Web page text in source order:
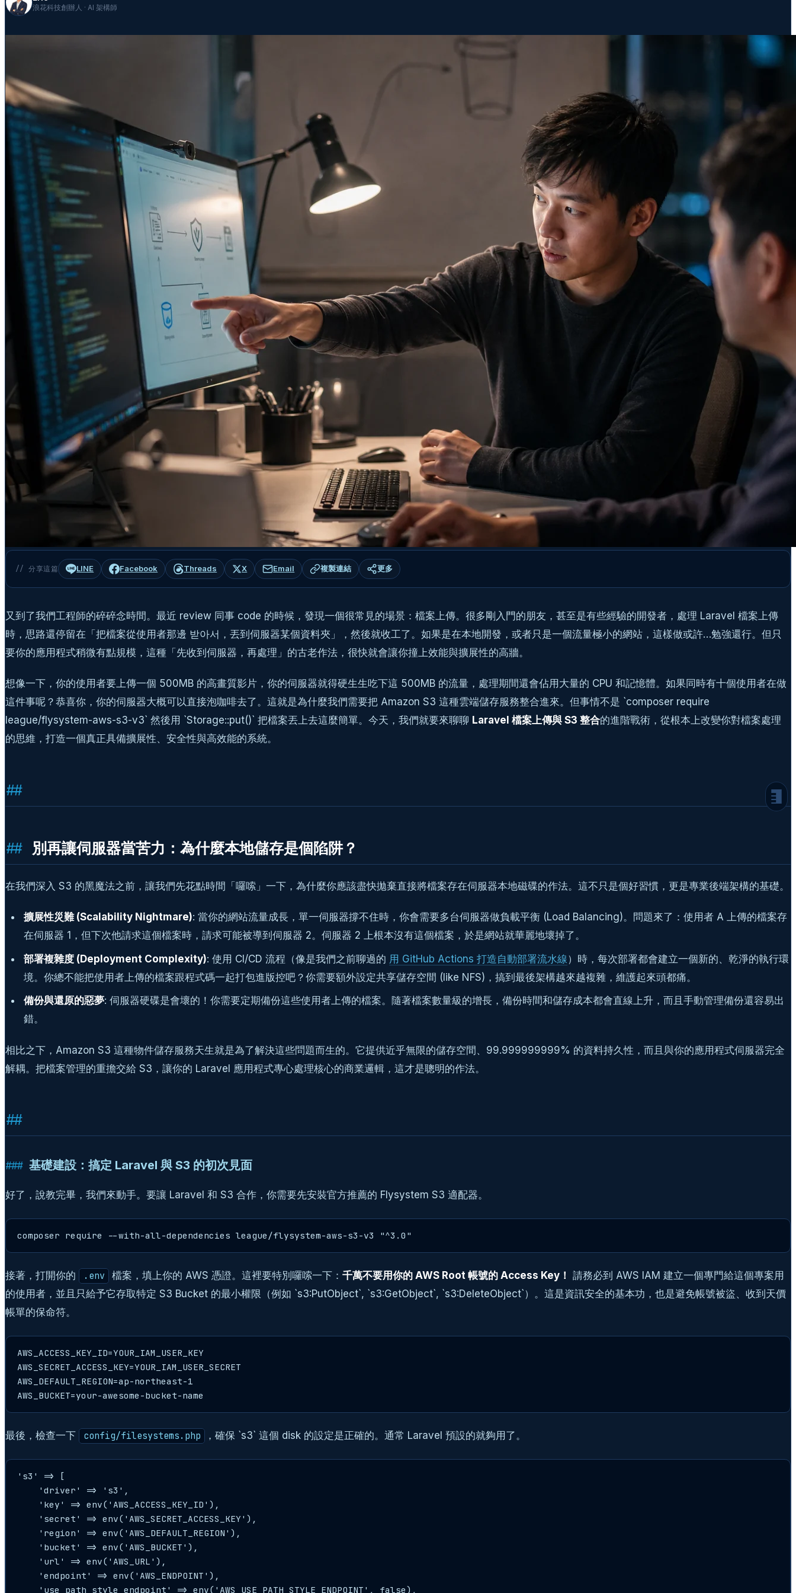
浪花科技創辦人 · AI 架構師
// 分享這篇 LINE Facebook Threads X Email 複製連結 更多
又到了我們工程師的碎碎念時間。最近 review 同事 code 的時候，發現一個很常見的場景：檔案上傳。很多剛入門的朋友，甚至是有些經驗的開發者，處理 Laravel 檔案上傳
時，思路還停留在「把檔案從使用者那邊 받아서，丟到伺服器某個資料夾」，然後就收工了。如果是在本地開發，或者只是一個流量極小的網站，這樣做或許…勉強還行。但只
要你的應用程式稍微有點規模，這種「先收到伺服器，再處理」的古老作法，很快就會讓你撞上效能與擴展性的高牆。
想像一下，你的使用者要上傳一個 500MB 的高畫質影片，你的伺服器就得硬生生吃下這 500MB 的流量，處理期間還會佔用大量的 CPU 和記憶體。如果同時有十個使用者在做
這件事呢？恭喜你，你的伺服器大概可以直接泡咖啡去了。這就是為什麼我們需要把 Amazon S3 這種雲端儲存服務整合進來。但事情不是 `composer require
league/flysystem-aws-s3-v3` 然後用 `Storage::put()` 把檔案丟上去這麼簡單。今天，我們就要來聊聊 Laravel 檔案上傳與 S3 整合的進階戰術，從根本上改變你對檔案處理
的思維，打造一個真正具備擴展性、安全性與高效能的系統。
別再讓伺服器當苦力：為什麼本地儲存是個陷阱？
在我們深入 S3 的黑魔法之前，讓我們先花點時間「囉嗦」一下，為什麼你應該盡快拋棄直接將檔案存在伺服器本地磁碟的作法。這不只是個好習慣，更是專業後端架構的基礎。
擴展性災難 (Scalability Nightmare): 當你的網站流量成長，單一伺服器撐不住時，你會需要多台伺服器做負載平衡 (Load Balancing)。問題來了：使用者 A 上傳的檔案存
在伺服器 1，但下次他請求這個檔案時，請求可能被導到伺服器 2。伺服器 2 上根本沒有這個檔案，於是網站就華麗地壞掉了。
部署複雜度 (Deployment Complexity): 使用 CI/CD 流程（像是我們之前聊過的 用 GitHub Actions 打造自動部署流水線）時，每次部署都會建立一個新的、乾淨的執行環
境。你總不能把使用者上傳的檔案跟程式碼一起打包進版控吧？你需要額外設定共享儲存空間 (like NFS)，搞到最後架構越來越複雜，維護起來頭都痛。
備份與還原的惡夢: 伺服器硬碟是會壞的！你需要定期備份這些使用者上傳的檔案。隨著檔案數量級的增長，備份時間和儲存成本都會直線上升，而且手動管理備份還容易出
錯。
相比之下，Amazon S3 這種物件儲存服務天生就是為了解決這些問題而生的。它提供近乎無限的儲存空間、99.999999999% 的資料持久性，而且與你的應用程式伺服器完全
解耦。把檔案管理的重擔交給 S3，讓你的 Laravel 應用程式專心處理核心的商業邏輯，這才是聰明的作法。
基礎建設：搞定 Laravel 與 S3 的初次見面
好了，說教完畢，我們來動手。要讓 Laravel 和 S3 合作，你需要先安裝官方推薦的 Flysystem S3 適配器。
composer require --with-all-dependencies league/flysystem-aws-s3-v3 "^3.0"
接著，打開你的 .env 檔案，填上你的 AWS 憑證。這裡要特別囉嗦一下：千萬不要用你的 AWS Root 帳號的 Access Key！ 請務必到 AWS IAM 建立一個專門給這個專案用
的使用者，並且只給予它存取特定 S3 Bucket 的最小權限（例如 `s3:PutObject`, `s3:GetObject`, `s3:DeleteObject`）。這是資訊安全的基本功，也是避免帳號被盜、收到天價
帳單的保命符。
AWS_ACCESS_KEY_ID=YOUR_IAM_USER_KEY
AWS_SECRET_ACCESS_KEY=YOUR_IAM_USER_SECRET
AWS_DEFAULT_REGION=ap-northeast-1
AWS_BUCKET=your-awesome-bucket-name
最後，檢查一下 config/filesystems.php ，確保 `s3` 這個 disk 的設定是正確的。通常 Laravel 預設的就夠用了。
's3' => [
    'driver' => 's3',
    'key' => env('AWS_ACCESS_KEY_ID'),
    'secret' => env('AWS_SECRET_ACCESS_KEY'),
    'region' => env('AWS_DEFAULT_REGION'),
    'bucket' => env('AWS_BUCKET'),
    'url' => env('AWS_URL'),
    'endpoint' => env('AWS_ENDPOINT'),
    'use_path_style_endpoint' => env('AWS_USE_PATH_STYLE_ENDPOINT', false),
別再讓伺服器當苦力：為什麼本地儲存是個陷
阱？
基礎建設：搞定 Laravel 與 S3 的初次見
進階戰術 (二)：優雅處理下載：串流與暫時
推薦閱讀
常見問題